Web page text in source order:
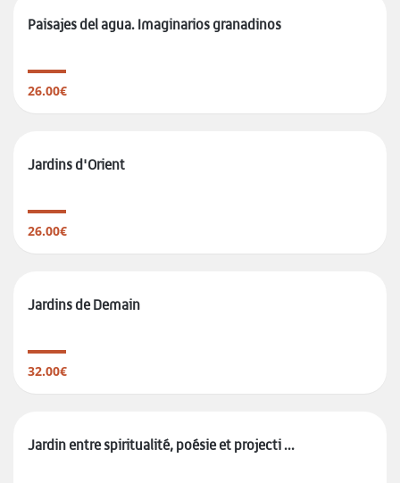
Paisajes del agua. Imaginarios granadinos
26.00€
Jardins d'Orient
26.00€
Jardins de Demain
32.00€
Jardin entre spiritualité, poésie et projecti ...